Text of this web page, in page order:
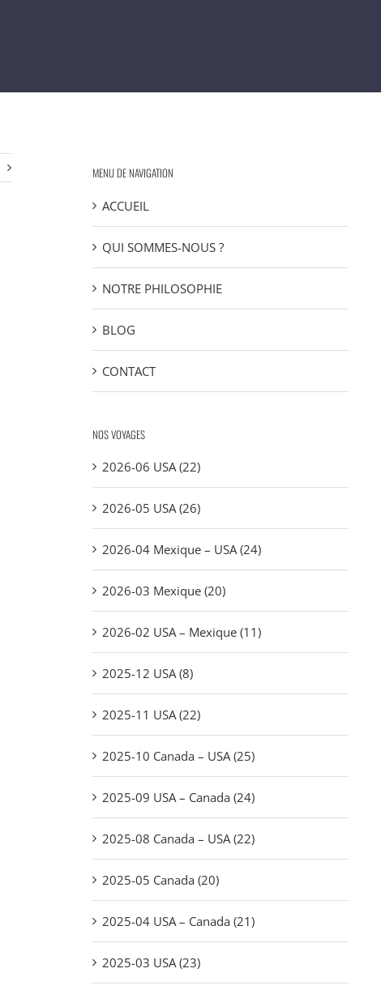
MENU DE NAVIGATION
ACCUEIL
QUI SOMMES-NOUS ?
NOTRE PHILOSOPHIE
BLOG
CONTACT
NOS VOYAGES
2026-06 USA (22)
2026-05 USA (26)
2026-04 Mexique – USA (24)
2026-03 Mexique (20)
2026-02 USA – Mexique (11)
2025-12 USA (8)
2025-11 USA (22)
2025-10 Canada – USA (25)
2025-09 USA – Canada (24)
2025-08 Canada – USA (22)
2025-05 Canada (20)
2025-04 USA – Canada (21)
2025-03 USA (23)